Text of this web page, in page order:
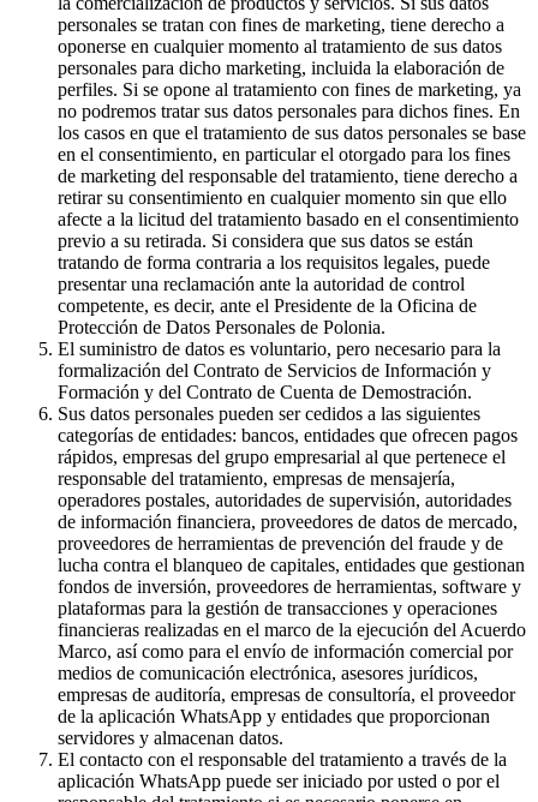
personales se tratan con fines de marketing, tiene derecho a
oponerse en cualquier momento al tratamiento de sus datos
personales para dicho marketing, incluida la elaboración de
perfiles. Si se opone al tratamiento con fines de marketing, ya
no podremos tratar sus datos personales para dichos fines. En
los casos en que el tratamiento de sus datos personales se base
en el consentimiento, en particular el otorgado para los fines
de marketing del responsable del tratamiento, tiene derecho a
retirar su consentimiento en cualquier momento sin que ello
afecte a la licitud del tratamiento basado en el consentimiento
previo a su retirada. Si considera que sus datos se están
tratando de forma contraria a los requisitos legales, puede
presentar una reclamación ante la autoridad de control
competente, es decir, ante el Presidente de la Oficina de
Protección de Datos Personales de Polonia.
El suministro de datos es voluntario, pero necesario para la
formalización del Contrato de Servicios de Información y
Formación y del Contrato de Cuenta de Demostración.
Sus datos personales pueden ser cedidos a las siguientes
categorías de entidades: bancos, entidades que ofrecen pagos
rápidos, empresas del grupo empresarial al que pertenece el
responsable del tratamiento, empresas de mensajería,
operadores postales, autoridades de supervisión, autoridades
de información financiera, proveedores de datos de mercado,
proveedores de herramientas de prevención del fraude y de
lucha contra el blanqueo de capitales, entidades que gestionan
fondos de inversión, proveedores de herramientas, software y
plataformas para la gestión de transacciones y operaciones
financieras realizadas en el marco de la ejecución del Acuerdo
Marco, así como para el envío de información comercial por
medios de comunicación electrónica, asesores jurídicos,
empresas de auditoría, empresas de consultoría, el proveedor
de la aplicación WhatsApp y entidades que proporcionan
servidores y almacenan datos.
El contacto con el responsable del tratamiento a través de la
aplicación WhatsApp puede ser iniciado por usted o por el